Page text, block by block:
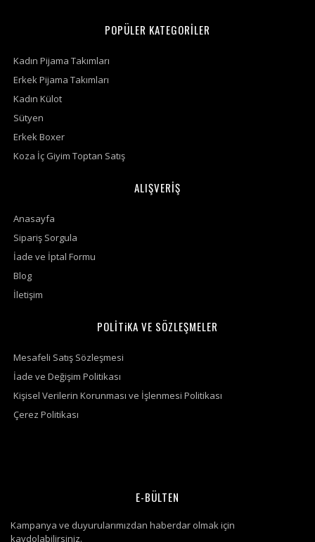
POPÜLER KATEGORİLER
Kadın Pijama Takımları
Erkek Pijama Takımları
Kadın Külot
Sütyen
Erkek Boxer
Koza İç Giyim Toptan Satış
ALIŞVERİŞ
Anasayfa
Sipariş Sorgula
İade ve İptal Formu
Blog
İletişim
POLİTiKA VE SÖZLEŞMELER
Mesafeli Satış Sözleşmesi
İade ve Değişim Politikası
Kişisel Verilerin Korunması ve İşlenmesi Politikası
Çerez Politikası
E-BÜLTEN
Kampanya ve duyurularımızdan haberdar olmak için
kaydolabilirsiniz.